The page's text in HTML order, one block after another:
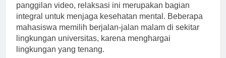
panggilan video, relaksasi ini merupakan bagian
integral untuk menjaga kesehatan mental. Beberapa
mahasiswa memilih berjalan-jalan malam di sekitar
lingkungan universitas, karena menghargai
lingkungan yang tenang.